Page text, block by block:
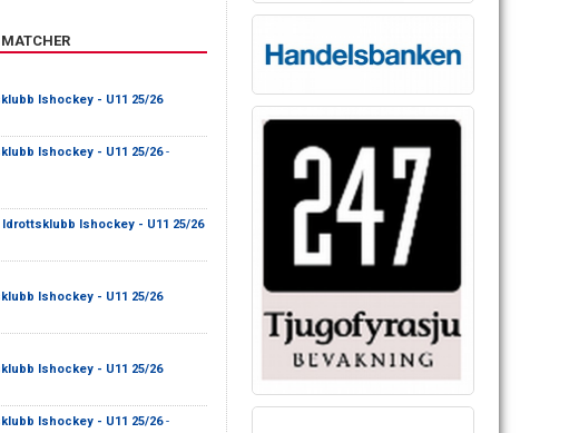
Ishockey - U11 25/26
Ishockey - U11 25/26-
Ishockey - U11 25/26
Ishockey - U11 25/26
Ishockey - U11 25/26
Ishockey - U11 25/26-